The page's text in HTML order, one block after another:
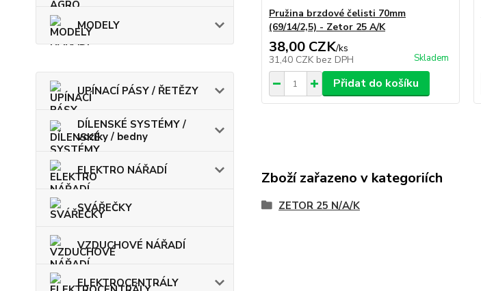
MODELY
UPÍNACÍ PÁSY / ŘETĚZY
DÍLENSKÉ SYSTÉMY /
vozíky / bedny
ELEKTRO NÁŘADÍ
SVÁŘEČKY
VZDUCHOVÉ NÁŘADÍ
ELEKTROCENTRÁLY
Pružina brzdové čelisti 70mm
(69/14/2,5) - Zetor 25 A/K
38,00 CZK/ks
31,40 CZK bez DPH Skladem
Přidat do košíku
Zboží zařazeno v kategoriích
ZETOR 25 N/A/K